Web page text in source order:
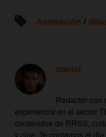
Animación /
daniel
Redactor con
experiencia en el sector
contenidos de RRSS,